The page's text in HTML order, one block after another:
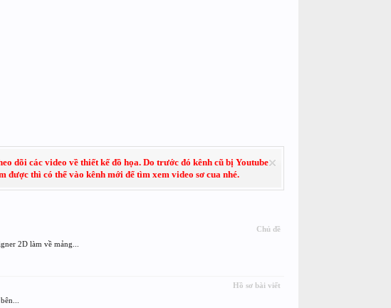
dõi các video về thiết kế đồ họa. Do trước đó kênh cũ bị Youtube
thì có thể vào kênh mới để tìm xem video sơ cua nhé.
Chủ đề
2D làm về mảng...
Hồ sơ bài viết